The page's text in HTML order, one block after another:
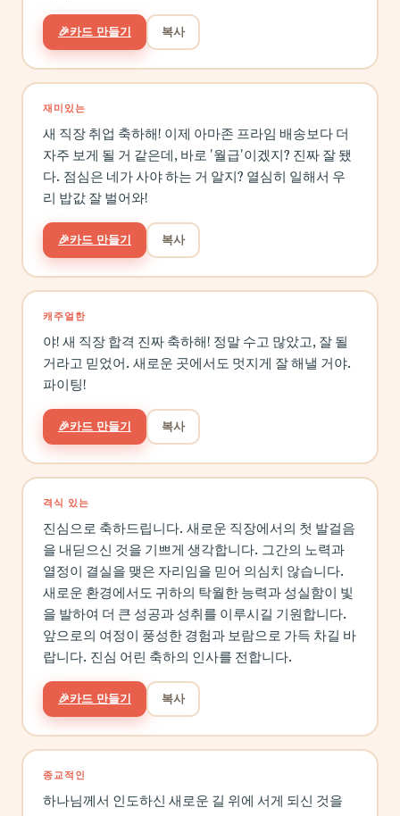
🎉카드 만들기 복사
재미있는
새 직장 취업 축하해! 이제 아마존 프라임 배송보다 더
자주 보게 될 거 같은데, 바로 '월급'이겠지? 진짜 잘 됐
다. 점심은 네가 사야 하는 거 알지? 열심히 일해서 우
리 밥값 잘 벌어와!
🎉카드 만들기 복사
캐주얼한
야! 새 직장 합격 진짜 축하해! 정말 수고 많았고, 잘 될
거라고 믿었어. 새로운 곳에서도 멋지게 잘 해낼 거야.
파이팅!
🎉카드 만들기 복사
격식 있는
진심으로 축하드립니다. 새로운 직장에서의 첫 발걸음
을 내딛으신 것을 기쁘게 생각합니다. 그간의 노력과
열정이 결실을 맺은 자리임을 믿어 의심치 않습니다.
새로운 환경에서도 귀하의 탁월한 능력과 성실함이 빛
을 발하여 더 큰 성공과 성취를 이루시길 기원합니다.
앞으로의 여정이 풍성한 경험과 보람으로 가득 차길 바
랍니다. 진심 어린 축하의 인사를 전합니다.
🎉카드 만들기 복사
종교적인
하나님께서 인도하신 새로운 길 위에 서게 되신 것을